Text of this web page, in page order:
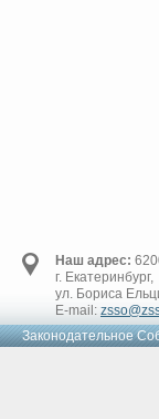
Наш адрес:
г. Екатеринбург,
ул. Бориса
E-mail:
Законодательное